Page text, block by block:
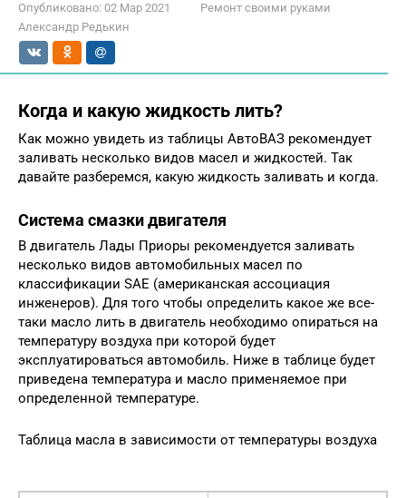
Опубликовано: 02 Мар 2021
Ремонт своими руками
Александр Редькин
Когда и какую жидкость лить?
Как можно увидеть из таблицы АвтоВАЗ рекомендует
заливать несколько видов масел и жидкостей. Так
давайте разберемся, какую жидкость заливать и когда.
Система смазки двигателя
В двигатель Лады Приоры рекомендуется заливать
несколько видов автомобильных масел по
классификации SAE (американская ассоциация
инженеров). Для того чтобы определить какое же все-
таки масло лить в двигатель необходимо опираться на
температуру воздуха при которой будет
эксплуатироваться автомобиль. Ниже в таблице будет
приведена температура и масло применяемое при
определенной температуре.
Таблица масла в зависимости от температуры воздуха